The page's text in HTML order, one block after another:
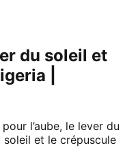
du soleil et
|
l’aube, le lever du
soleil et le crépuscule